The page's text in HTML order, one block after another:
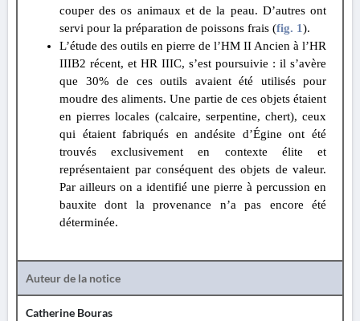
couper des os animaux et de la peau. D’autres ont
servi pour la préparation de poissons frais (fig. 1).
L’étude des outils en pierre de l’HM II Ancien à l’HR
IIIB2 récent, et HR IIIC, s’est poursuivie : il s’avère
que 30% de ces outils avaient été utilisés pour
moudre des aliments. Une partie de ces objets étaient
en pierres locales (calcaire, serpentine, chert), ceux
qui étaient fabriqués en andésite d’Égine ont été
trouvés exclusivement en contexte élite et
représentaient par conséquent des objets de valeur.
Par ailleurs on a identifié une pierre à percussion en
bauxite dont la provenance n’a pas encore été
déterminée.
Auteur de la notice
Catherine Bouras